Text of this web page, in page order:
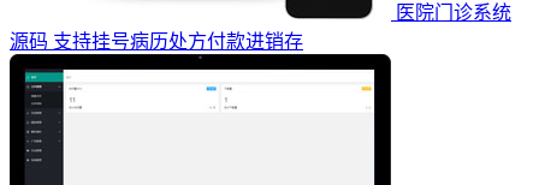
医院门诊系统
源码 支持挂号病历处方付款进销存